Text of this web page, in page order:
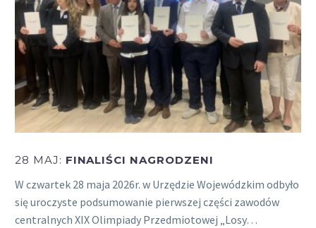
28 MAJ: FINALIŚCI NAGRODZENI
W czwartek 28 maja 2026r. w Urzędzie Wojewódzkim odbyło
się uroczyste podsumowanie pierwszej części zawodów
centralnych XIX Olimpiady Przedmiotowej „Losy…